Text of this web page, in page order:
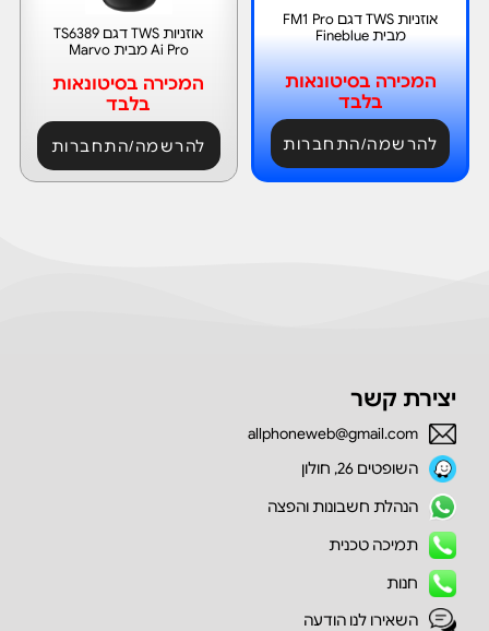
אוזניות TWS דגם FM1 Pro
מבית Fineblue
המכירה בסיטונאות
בלבד
להרשמה/התחברות
אוזניות TWS דגם TS6389
Ai Pro מבית Marvo
המכירה בסיטונאות
בלבד
להרשמה/התחברות
יצירת קשר
allphoneweb@gmail.com
השופטים 26, חולון
הנהלת חשבונות והפצה
תמיכה טכנית
חנות
השאירו לנו הודעה